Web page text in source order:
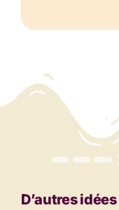
D’autres idées